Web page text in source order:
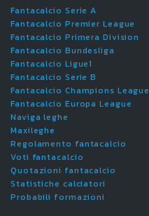
Fantacalcio Serie A
Fantacalcio Premier League
Fantacalcio Primera Division
Fantacalcio Bundesliga
Fantacalcio Ligue1
Fantacalcio Serie B
Fantacalcio Champions League
Fantacalcio Europa League
Naviga leghe
Maxileghe
Regolamento fantacalcio
Voti fantacalcio
Quotazioni fantacalcio
Statistiche calciatori
Probabili formazioni